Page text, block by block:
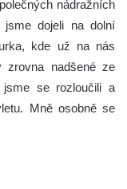
nádražních
jsme dojeli na dolní
kde už na nás
zrovna nadšené ze
jsme se rozloučili a
Mně osobně se